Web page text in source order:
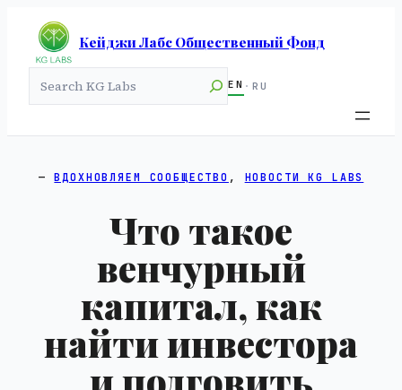
Кейджи Лабс Общественный Фонд
EN · RU
ВДОХНОВЛЯЕМ СООБЩЕСТВО , НОВОСТИ KG LABS
Что такое
венчурный
капитал, как
найти инвестора
и подговить